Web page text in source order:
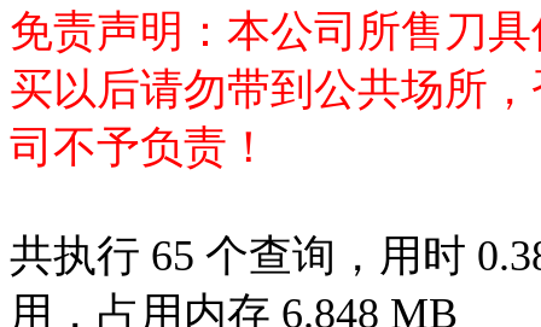
免责声明：本公司所售刀
买以后请勿带到公共场所
司不予负责！
共执行 65 个查询，用时
用，占用内存 6.848 MB